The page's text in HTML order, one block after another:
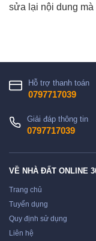
sửa lại nội dung
Hỗ trợ thanh toán
0797717039
Giải đáp thông tin
0797717039
VỀ NHÀ ĐẤT ONLINE
Trang chủ
Tuyển dụng
Quy định sử dụng
Liên hệ